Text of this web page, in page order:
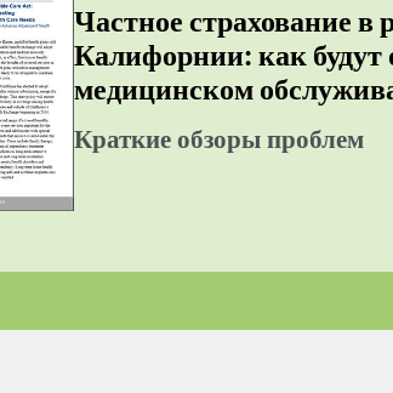
Частное страхование
Калифорнии: как будут
медицинском
Краткие обзоры проблем